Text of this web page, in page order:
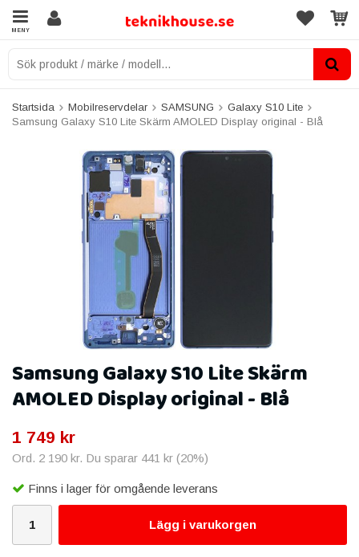
MENY
Startsida Mobilreservdelar SAMSUNG
Galaxy S10 Lite
Samsung Galaxy S10 Lite Skärm AMOLED Display original - Blå
Samsung Galaxy S10 Lite Skärm
AMOLED Display original - Blå
1 749 kr
Ord. 2 190 kr. Du sparar 441 kr (20%)
Finns i lager för omgående leverans
Lägg i varukorgen